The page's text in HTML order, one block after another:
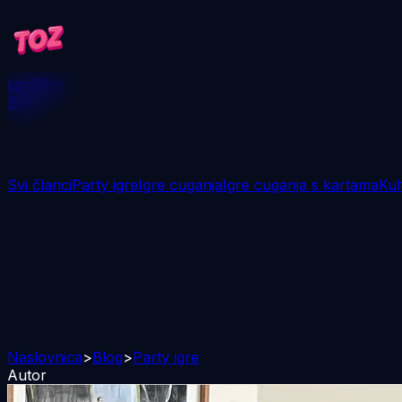
IgreBlog
Skini
Svi članciParty igreIgre cuganjaIgre cuganja s kartama
Naslovnica>Blog>Party igre
Autor